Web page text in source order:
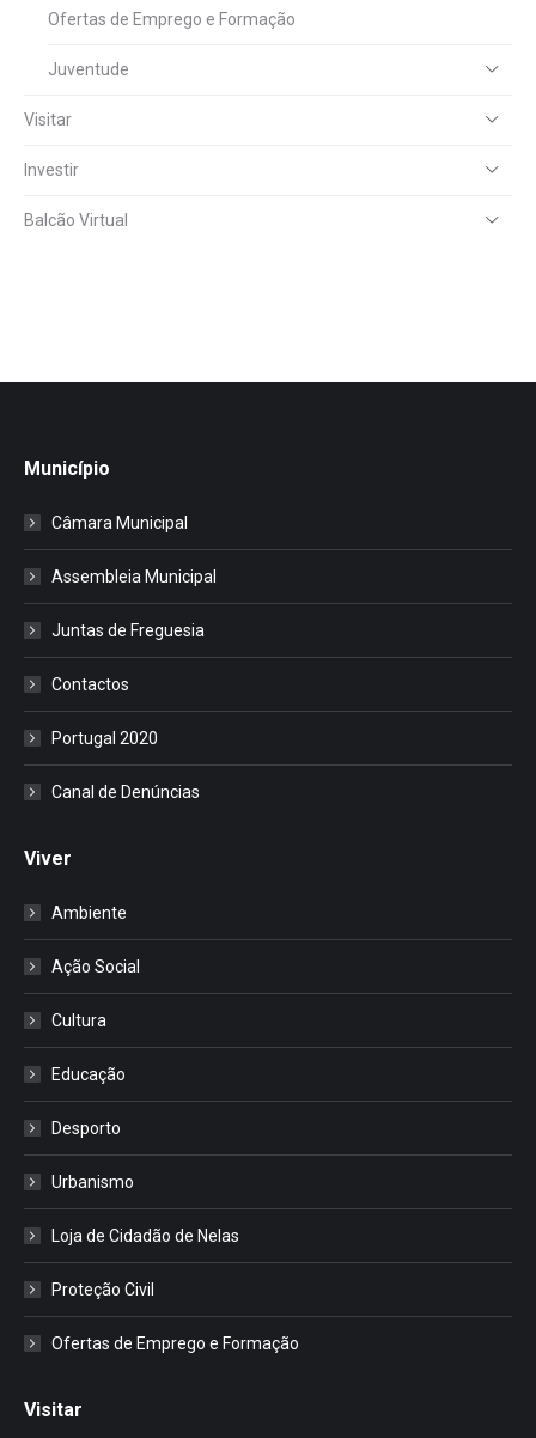
Ofertas de Emprego e Formação
Juventude
Visitar
Investir
Balcão Virtual
Município
Câmara Municipal
Assembleia Municipal
Juntas de Freguesia
Contactos
Portugal 2020
Canal de Denúncias
Viver
Ambiente
Ação Social
Cultura
Educação
Desporto
Urbanismo
Loja de Cidadão de Nelas
Proteção Civil
Ofertas de Emprego e Formação
Visitar